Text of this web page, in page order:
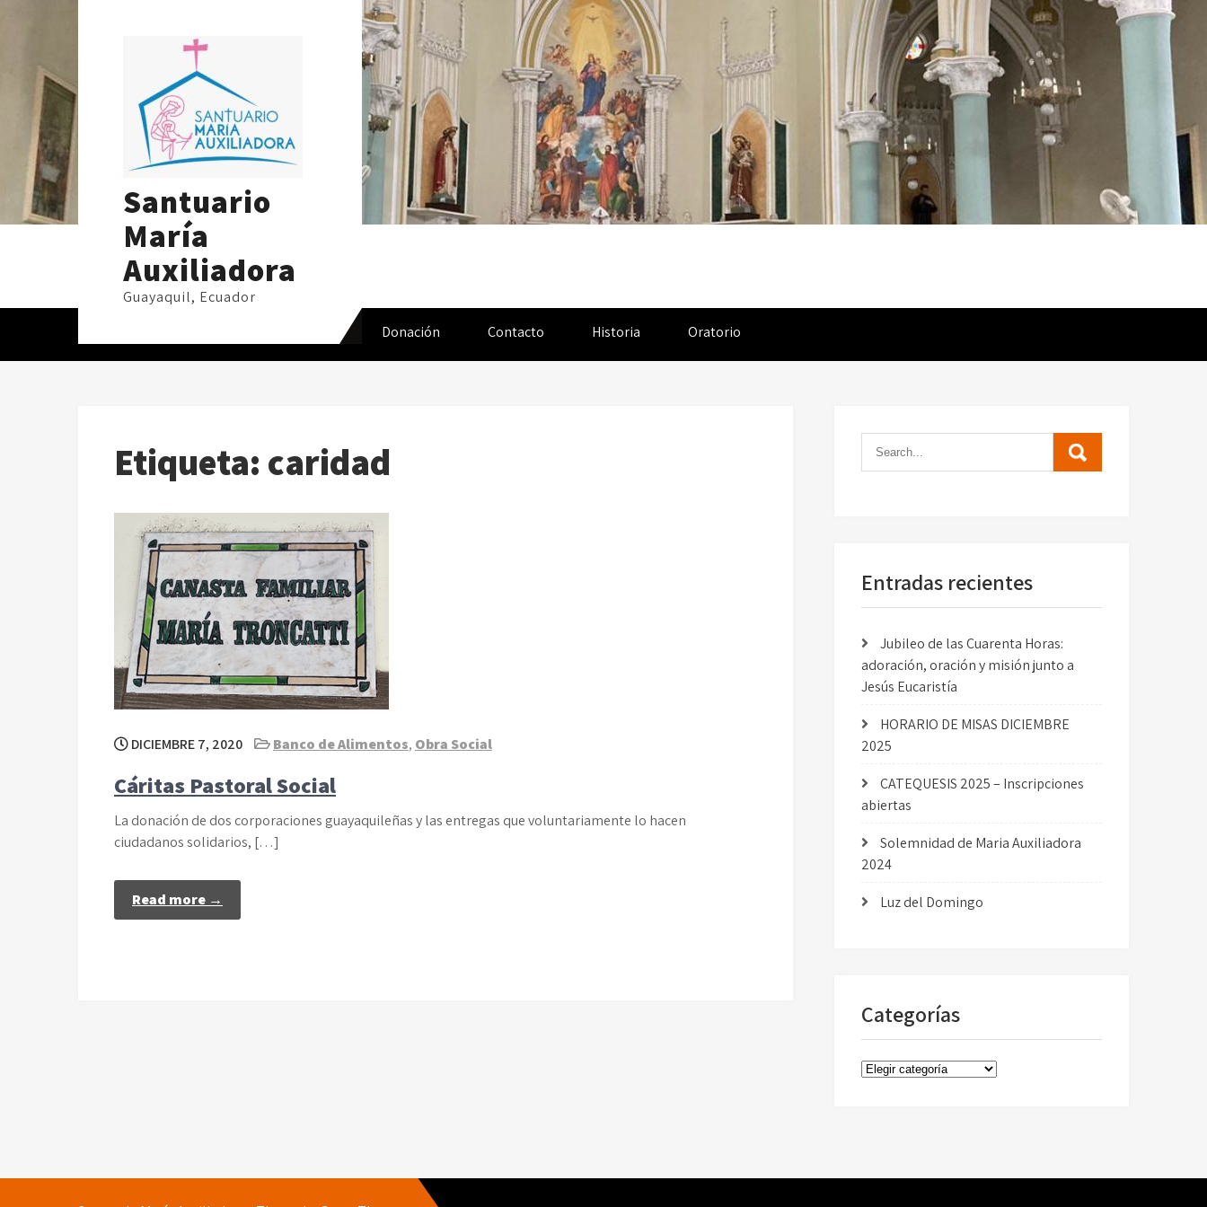
Santuario
María
Auxiliadora
Guayaquil, Ecuador
Donación
Contacto Historia Oratorio
Etiqueta: caridad
DICIEMBRE 7, 2020 Banco de Alimentos, Obra Social
Cáritas Pastoral Social
La donación de dos corporaciones guayaquileñas y las entregas que voluntariamente lo hacen
ciudadanos solidarios, […]
Read more →
Entradas recientes
Jubileo de las Cuarenta Horas:
adoración, oración y misión junto a
Jesús Eucaristía
HORARIO DE MISAS DICIEMBRE
2025
CATEQUESIS 2025 – Inscripciones
abiertas
Solemnidad de Maria Auxiliadora
2024
Luz del Domingo
Categorías
Categorías